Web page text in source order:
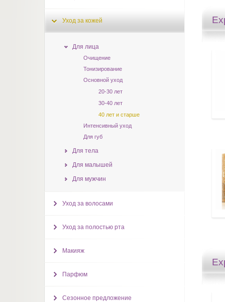
Уход за кожей
Для лица
Очищение
Тонизирование
Основной уход
20-30 лет
30-40 лет
40 лет и старше
Интенсивный уход
Для губ
Для тела
Для малышей
Для мужчин
Уход за волосами
Уход за полостью рта
Макияж
Парфюм
Сезонное предложение